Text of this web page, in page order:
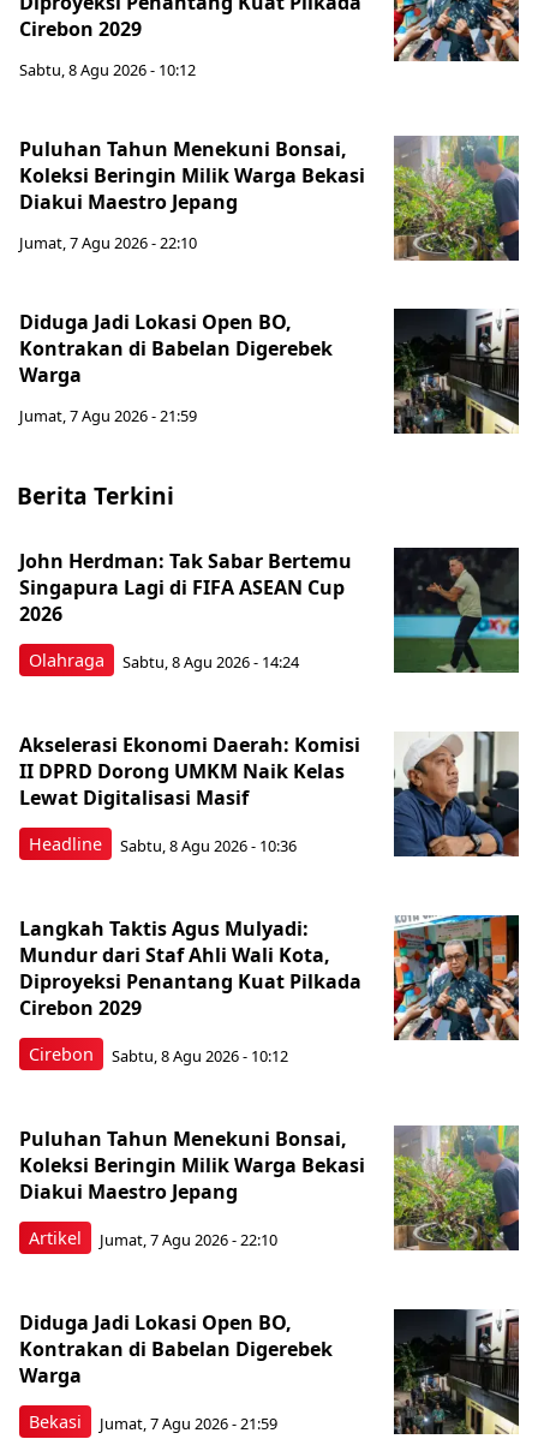
Cirebon 2029
Sabtu, 8 Agu 2026 - 10:12
Puluhan Tahun Menekuni Bonsai,
Koleksi Beringin Milik Warga Bekasi
Diakui Maestro Jepang
Jumat, 7 Agu 2026 - 22:10
Diduga Jadi Lokasi Open BO,
Kontrakan di Babelan Digerebek
Warga
Jumat, 7 Agu 2026 - 21:59
Berita Terkini
Olahraga
John Herdman: Tak Sabar Bertemu
Singapura Lagi di FIFA ASEAN Cup
2026
Sabtu, 8 Agu 2026 - 14:24
Headline
Akselerasi Ekonomi Daerah: Komisi
II DPRD Dorong UMKM Naik Kelas
Lewat Digitalisasi Masif
Sabtu, 8 Agu 2026 - 10:36
Cirebon
Langkah Taktis Agus Mulyadi:
Mundur dari Staf Ahli Wali Kota,
Diproyeksi Penantang Kuat Pilkada
Cirebon 2029
Sabtu, 8 Agu 2026 - 10:12
Artikel
Puluhan Tahun Menekuni Bonsai,
Koleksi Beringin Milik Warga Bekasi
Diakui Maestro Jepang
Jumat, 7 Agu 2026 - 22:10
Bekasi
Diduga Jadi Lokasi Open BO,
Kontrakan di Babelan Digerebek
Warga
Jumat, 7 Agu 2026 - 21:59